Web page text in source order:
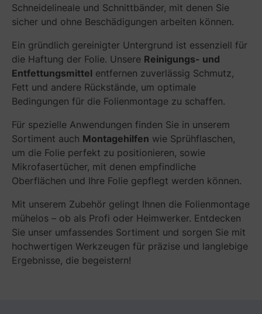
Schneidelineale und Schnittbänder, mit denen Sie
sicher und ohne Beschädigungen arbeiten können.
Ein gründlich gereinigter Untergrund ist essenziell für
die Haftung der Folie. Unsere Reinigungs- und
Entfettungsmittel entfernen zuverlässig Schmutz,
Fett und andere Rückstände, um optimale
Bedingungen für die Folienmontage zu schaffen.
Für spezielle Anwendungen finden Sie in unserem
Sortiment auch Montagehilfen wie Sprühflaschen,
um die Folie perfekt zu positionieren, sowie
Mikrofasertücher, mit denen empfindliche
Oberflächen und Ihre Folie gepflegt werden können.
Mit unserem Zubehör gelingt Ihnen die Folienmontage
mühelos – ob als Profi oder Heimwerker. Entdecken
Sie unser umfassendes Sortiment und sorgen Sie mit
hochwertigen Werkzeugen für präzise und langlebige
Ergebnisse, die begeistern!